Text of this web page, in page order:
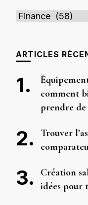
Catégories
ARTICLES
comment
prendre de
Trouver
Création
idées pour